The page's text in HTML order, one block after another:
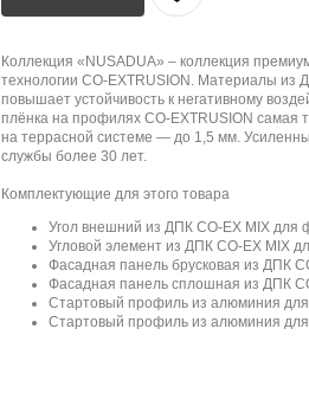
Коллекция «NUSADUA» – коллекция
технологии CO-EXTRUSION. Материалы
повышает устойчивость к негативному
плёнка на профилях CO-EXTRUSION
на террасной системе — до 1,5 мм.
службы более 30 лет.
Комплектующие для этого товара
Угол внешний из ДПК CO-EX MIX
Угловой элемент из ДПК CO-EX MIX
Фасадная панель брусковая из ДПК
Фасадная панель сплошная из ДПК
Стартовый профиль из алюминия
Стартовый профиль из алюминия